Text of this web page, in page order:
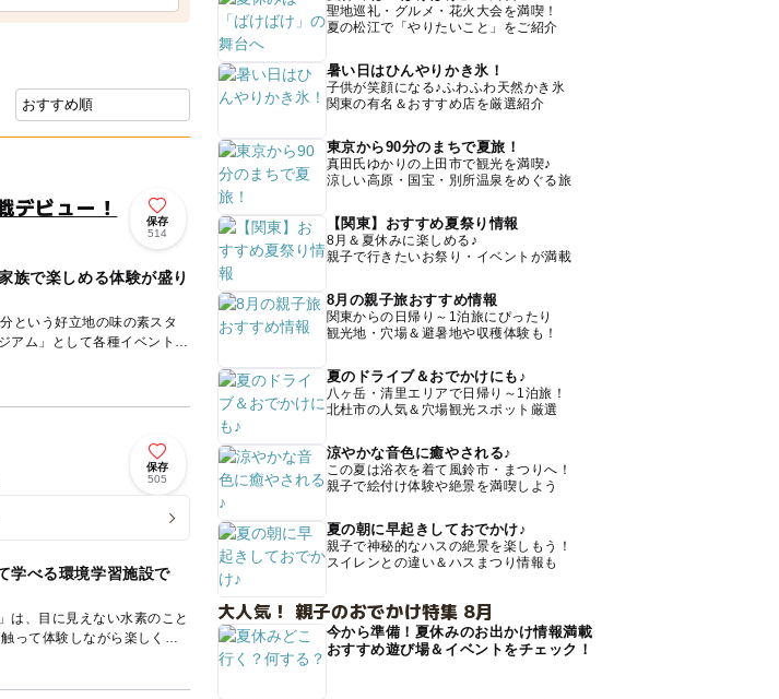
ビュー！
保存
514
族で楽しめる体験が盛り
という好立地の味の素スタ
アム」として各種イベントが
保存
505
学べる環境学習施設で
は、目に見えない水素のこと
って体験しながら楽しく学
聖地巡礼・グルメ・花火大会を満喫！
夏の松江で「やりたいこと」をご紹介
暑い日はひんやりかき氷！
子供が笑顔になる♪ふわふわ天然かき氷
関東の有名＆おすすめ店を厳選紹介
東京から90分のまちで夏旅！
真田氏ゆかりの上田市で観光を満喫♪
涼しい高原・国宝・別所温泉をめぐる旅
【関東】おすすめ夏祭り情報
8月＆夏休みに楽しめる♪
親子で行きたいお祭り・イベントが満載
8月の親子旅おすすめ情報
関東からの日帰り～1泊旅にぴったり
観光地・穴場＆避暑地や収穫体験も！
夏のドライブ＆おでかけにも♪
八ヶ岳・清里エリアで日帰り～1泊旅！
北杜市の人気＆穴場観光スポット厳選
涼やかな音色に癒やされる♪
この夏は浴衣を着て風鈴市・まつりへ！
親子で絵付け体験や絶景を満喫しよう
夏の朝に早起きしておでかけ♪
親子で神秘的なハスの絶景を楽しもう！
スイレンとの違い＆ハスまつり情報も
大人気！ 親子のおでかけ特集 8月
今から準備！夏休みのお出かけ情報満載
おすすめ遊び場＆イベントをチェック！